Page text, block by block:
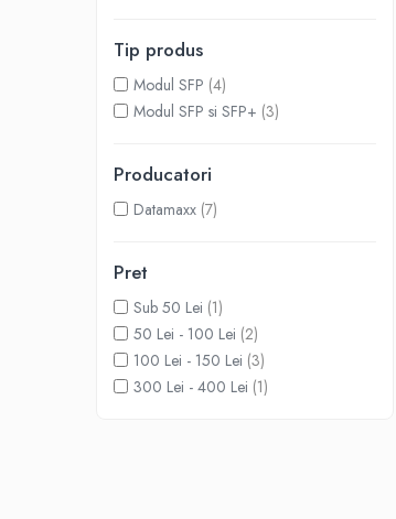
Auto, Moto & RCA
Baterii Si Acumulatori
Tip produs
Modul SFP (4)
Modul SFP si SFP+ (3)
Producatori
Datamaxx (7)
Pret
Sub 50 Lei (1)
50 Lei - 100 Lei (2)
100 Lei - 150 Lei (3)
300 Lei - 400 Lei (1)